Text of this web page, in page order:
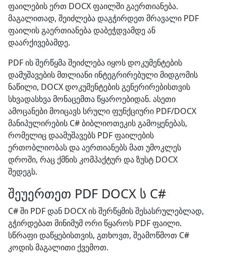
ფაილების ერთ DOCX ფაილში გაერთიანება.
მაგალითად, შეიძლება დაგჭირდეთ მრავალი PDF
ფაილის გაერთიანება დაბეჭდვამდე ან
დაარქივებამდე.
PDF ის შერწყმა შეიძლება იყოს დოკუმენტების
დამუშავების მთლიანი ინტეგრირებული მიდგომის
ნაწილი, DOCX დოკუმენტების გენერირებისთვის
სხვადასხვა მონაცემთა წყაროებიდან. ასეთი
ამოცანები მოიცავს სრული ფუნქციური PDF/DOCX
მანიპულირების C# ბიბლიოთეკის გამოყენებას,
რომელიც დაამუშავებს PDF ფაილების
ერთობლიობას და აერთიანებს მათ უმოკლეს
დროში, რაც ქმნის კომპაქტურ და ზუსტ DOCX
შედეგს.
შეუერთეთ PDF DOCX ს C#
C# ში PDF დან DOCX ის შერწყმის შესასრულებლად,
გჭირდებათ მინიმუმ ორი წყაროს PDF ფაილი.
სწრაფი დაწყებისთვის, გთხოვთ, შეამოწმოთ C#
კოდის მაგალითი ქვემოთ.